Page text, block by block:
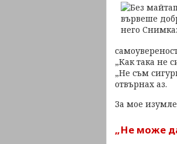
„Как така не
„Не съм
отвърнах аз.
За мое
„Не може